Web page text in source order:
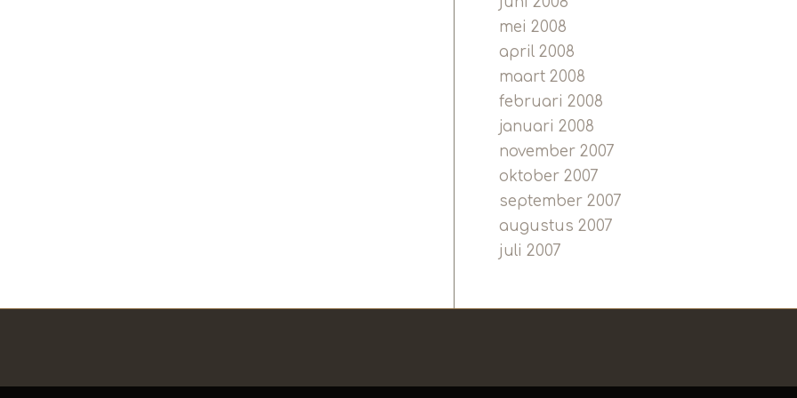
mei 2008
april 2008
maart 2008
februari 2008
januari 2008
november 2007
oktober 2007
september 2007
augustus 2007
juli 2007